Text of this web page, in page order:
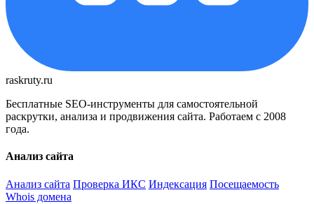
raskruty.ru
Бесплатные SEO-инструменты для самостоятельной
раскрутки, анализа и продвижения сайта. Работаем с 2008
года.
Анализ сайта
Анализ сайта Проверка ИКС Индексация Посещаемость
Whois домена